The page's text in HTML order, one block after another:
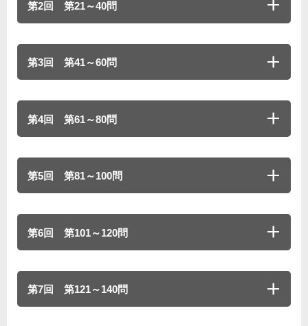
第2回 第21～40問
第3回 第41～60問
第4回 第61～80問
第5回 第81～100問
第6回 第101～120問
第7回 第121～140問